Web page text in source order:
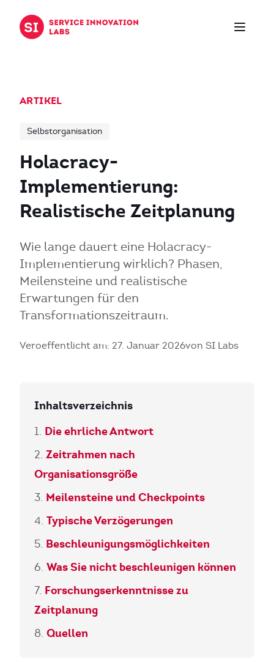
ARTIKEL
Selbstorganisation
Holacracy-
Implementierung:
Realistische Zeitplanung
Wie lange dauert eine Holacracy-
Implementierung wirklich? Phasen,
Meilensteine und realistische
Erwartungen für den
Transformationszeitraum.
Veroeffentlicht am: 27. Januar 2026von SI Labs
Inhaltsverzeichnis
Die ehrliche Antwort
Zeitrahmen nach
Organisationsgröße
Meilensteine und Checkpoints
Typische Verzögerungen
Beschleunigungsmöglichkeiten
Was Sie nicht beschleunigen können
Forschungserkenntnisse zu
Zeitplanung
Quellen